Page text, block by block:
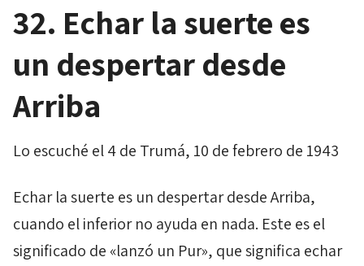
32. Echar la suerte es
un despertar desde
Arriba
Lo escuché el 4 de Trumá, 10 de febrero de 1943
Echar la suerte es un despertar desde Arriba,
cuando el inferior no ayuda en nada. Este es el
significado de «lanzó un Pur», que significa echar